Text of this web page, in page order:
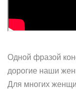
Одной фразой
дорогие наши
Для многих